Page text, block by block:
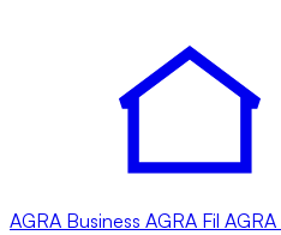
AGRA Business AGRA Fil AGRA